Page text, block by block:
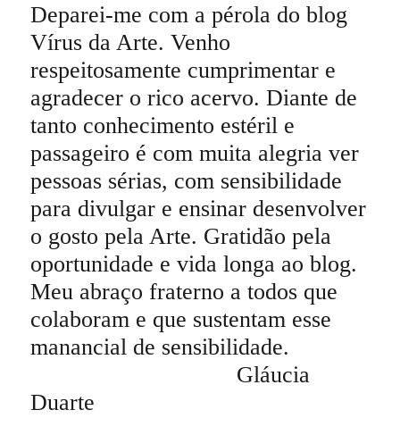
Deparei-me com a pérola do blog
Vírus da Arte. Venho
respeitosamente cumprimentar e
agradecer o rico acervo. Diante de
tanto conhecimento estéril e
passageiro é com muita alegria ver
pessoas sérias, com sensibilidade
para divulgar e ensinar desenvolver
o gosto pela Arte. Gratidão pela
oportunidade e vida longa ao blog.
Meu abraço fraterno a todos que
colaboram e que sustentam esse
manancial de sensibilidade.
Gláucia
Duarte